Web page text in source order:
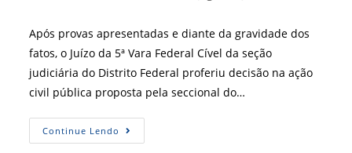
post:
Após provas apresentadas e diante da gravidade dos
fatos, o Juízo da 5ª Vara Federal Cível da seção
judiciária do Distrito Federal proferiu decisão na ação
civil pública proposta pela seccional do…
Continue Lendo Vitória
Na